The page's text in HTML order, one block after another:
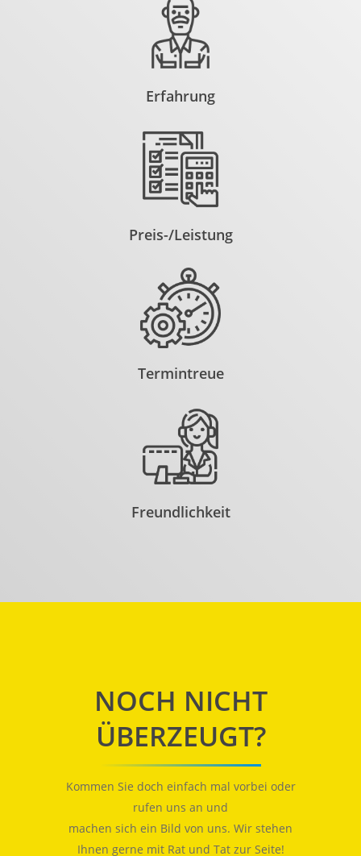
Erfahrung
Preis-/Leistung
Termintreue
Freundlichkeit
NOCH NICHT
ÜBERZEUGT?
Kommen Sie doch einfach mal vorbei oder
rufen uns an und
machen sich ein Bild von uns. Wir stehen
Ihnen gerne mit Rat und Tat zur Seite!